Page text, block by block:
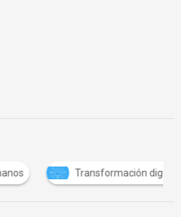
Transformación digital